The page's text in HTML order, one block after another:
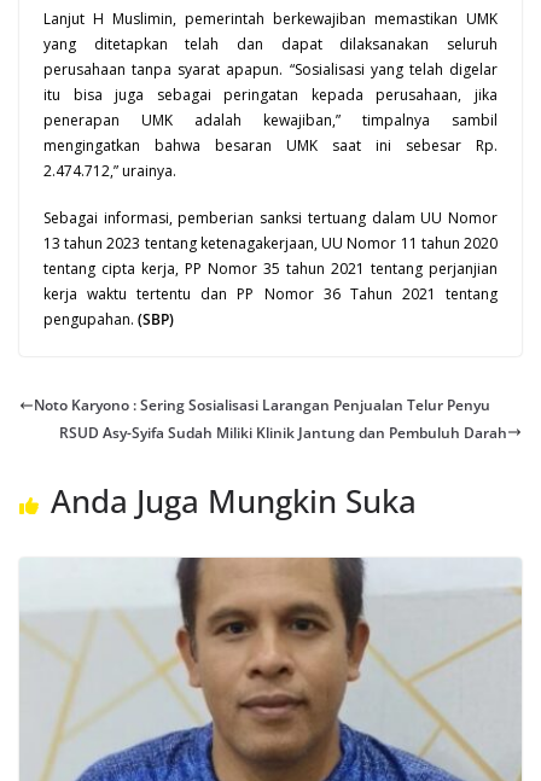
Lanjut H Muslimin, pemerintah berkewajiban memastikan UMK
yang ditetapkan telah dan dapat dilaksanakan seluruh
perusahaan tanpa syarat apapun. “Sosialisasi yang telah digelar
itu bisa juga sebagai peringatan kepada perusahaan, jika
penerapan UMK adalah kewajiban,” timpalnya sambil
mengingatkan bahwa besaran UMK saat ini sebesar Rp.
2.474.712,” urainya.
Sebagai informasi, pemberian sanksi tertuang dalam UU Nomor
13 tahun 2023 tentang ketenagakerjaan, UU Nomor 11 tahun 2020
tentang cipta kerja, PP Nomor 35 tahun 2021 tentang perjanjian
kerja waktu tertentu dan PP Nomor 36 Tahun 2021 tentang
pengupahan. (SBP)
Noto Karyono : Sering Sosialisasi Larangan Penjualan Telur Penyu
RSUD Asy-Syifa Sudah Miliki Klinik Jantung dan Pembuluh Darah
Anda Juga Mungkin Suka